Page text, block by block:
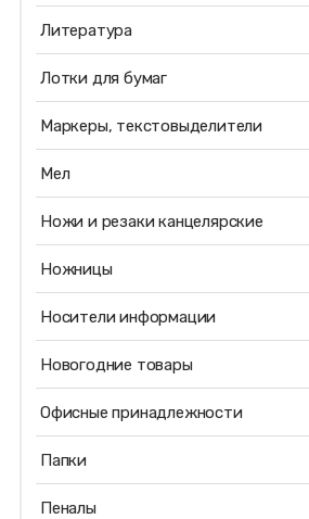
Литература
Лотки для бумаг
Маркеры, текстовыделители
Мел
Ножи и резаки канцелярские
Ножницы
Носители информации
Новогодние товары
Офисные принадлежности
Папки
Пеналы